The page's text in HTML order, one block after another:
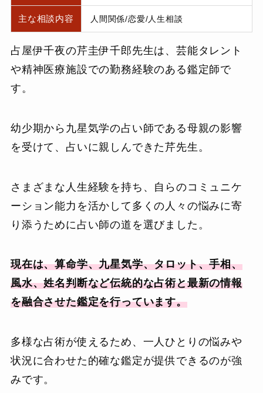
主な相談内容 人間関係/恋愛/人生相談
占屋伊千夜の芹圭伊千郎先生は、芸能タレント
や精神医療施設での勤務経験のある鑑定師で
す。
幼少期から九星気学の占い師である母親の影響
を受けて、占いに親しんできた芹先生。
さまざまな人生経験を持ち、自らのコミュニケ
ーション能力を活かして多くの人々の悩みに寄
り添うために占い師の道を選びました。
現在は、算命学、九星気学、タロット、手相、
風水、姓名判断など伝統的な占術と最新の情報
を融合させた鑑定を行っています。
多様な占術が使えるため、一人ひとりの悩みや
状況に合わせた的確な鑑定が提供できるのが強
みです。